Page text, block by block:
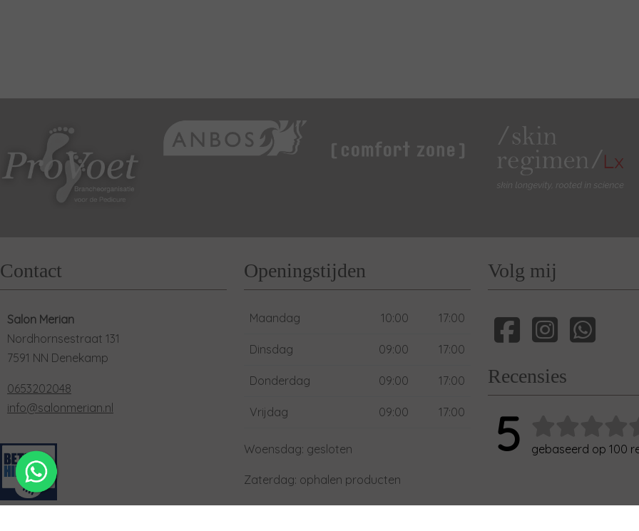
Contact
Salon Merian
Nordhornsestraat 131
7591 NN Denekamp
0653202048
info@salonmerian.nl
Openingstijden
Maandag 10:00 17:00
Dinsdag 09:00 17:00
Donderdag 09:00 17:00
Vrijdag 09:00 17:00
Woensdag: gesloten
Zaterdag: ophalen producten
Volg mij
Recensies
5 gebaseerd op 100